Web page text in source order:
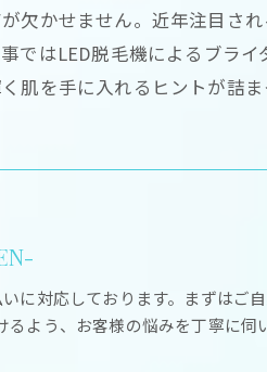
欠かせません。近年注目さ
ではLED脱毛機によるブラ
を手に入れるヒントが詰ま
に対応しております。まずはご
よう、お客様の悩みを丁寧に伺